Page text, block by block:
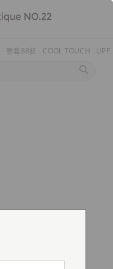
整套88折 COOL TOUCH